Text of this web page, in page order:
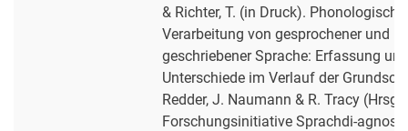
& Richter, T. (in Druck). Phonologische
Verarbeitung von gesprochener und
geschriebener Sprache: Erfassung und
Unterschiede im Verlauf der
Redder, J. Naumann & R. Tracy
Forschungsinitiative Sprachdi-